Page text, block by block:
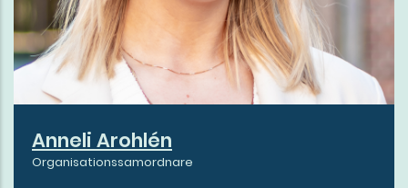
Anneli Arohlén
Organisationssamordnare